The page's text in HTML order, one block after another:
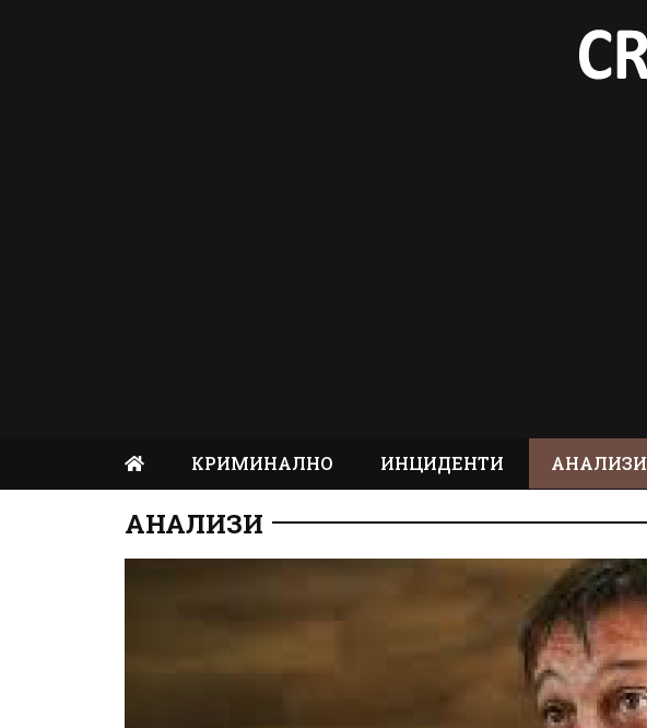
КРИМИНАЛНО ИНЦИДЕНТИ АНАЛИЗИ
АНАЛИЗИ